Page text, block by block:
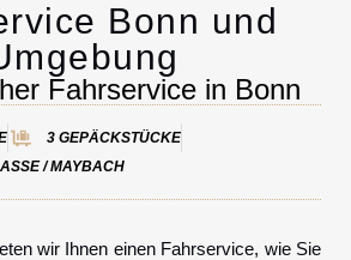
Bonn und
Fahrservice in Bonn
3 GEPÄCKSTÜCKE
/ MAYBACH
wir Ihnen einen Fahrservice, wie Sie